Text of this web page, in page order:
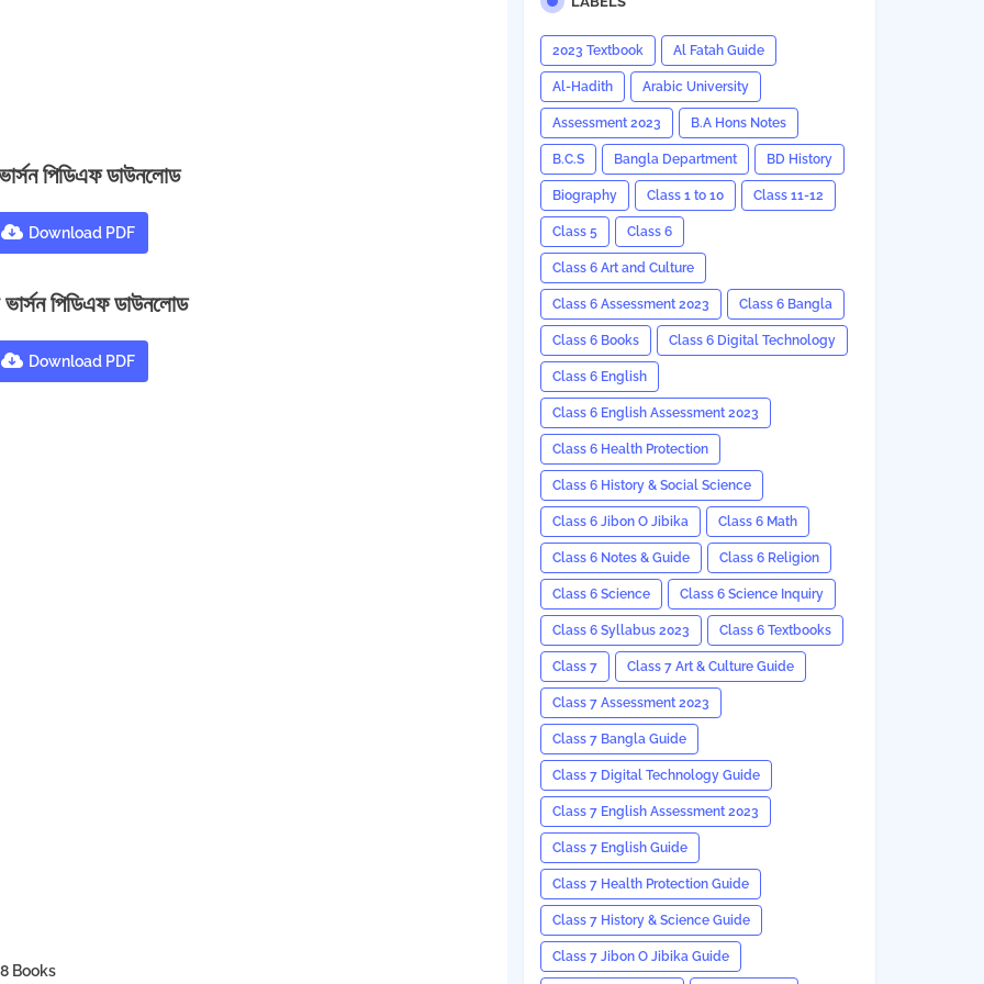
ভার্সন পিডিএফ ডাউনলোড
Download PDF
ভার্সন পিডিএফ ডাউনলোড
Download PDF
Books
2023 Textbook Al Fatah Guide
Al-Hadith Arabic University
Assessment 2023 B.A Hons Notes
B.C.S Bangla Department BD History
Biography Class 1 to 10 Class 11-12
Class 5 Class 6
Class 6 Art and Culture
Class 6 Assessment 2023 Class 6 Bangla
Class 6 Books Class 6 Digital Technology
Class 6 English
Class 6 English Assessment 2023
Class 6 Health Protection
Class 6 History & Social Science
Class 6 Jibon O Jibika Class 6 Math
Class 6 Notes & Guide Class 6 Religion
Class 6 Science Class 6 Science Inquiry
Class 6 Syllabus 2023 Class 6 Textbooks
Class 7 Class 7 Art & Culture Guide
Class 7 Assessment 2023
Class 7 Bangla Guide
Class 7 Digital Technology Guide
Class 7 English Assessment 2023
Class 7 English Guide
Class 7 Health Protection Guide
Class 7 History & Science Guide
Class 7 Jibon O Jibika Guide